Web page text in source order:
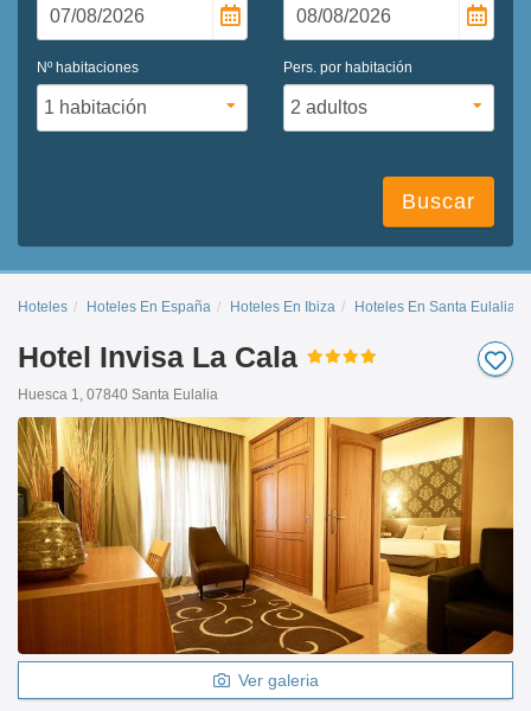
Nº habitaciones Pers. por habitación
Buscar
Hoteles Hoteles En España Hoteles En Ibiza Hoteles En Santa Eulalia
Hotel Invisa La Cala
Huesca 1, 07840 Santa Eulalia
Ver galeria